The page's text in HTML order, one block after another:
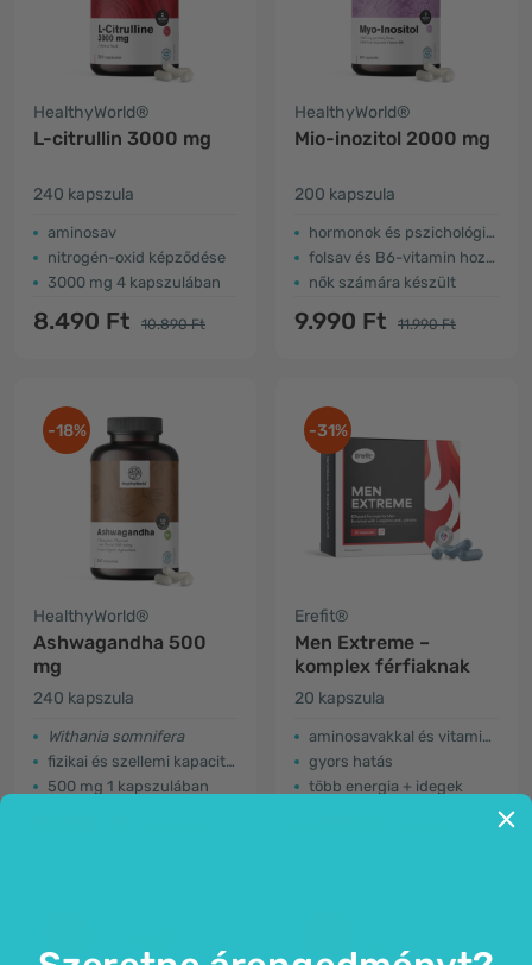
HealthyWorld®
L-citrullin 3000 mg
240 kapszula
aminosav
nitrogén-oxid képződése
3000 mg 4 kapszulában
8.490 Ft 10.890 Ft
HealthyWorld®
Mio-inozitol 2000 mg
200 kapszula
hormonok és pszichológiai működés
folsav és B6-vitamin hozzáadásával
nők számára készült
9.990 Ft 11.990 Ft
-18%
HealthyWorld®
Ashwagandha 500
mg
240 kapszula
Withania somnifera
fizikai és szellemi kapacitás
500 mg 1 kapszulában
-31%
Erefit®
Men Extreme –
komplex férfiaknak
20 kapszula
aminosavakkal és vitaminokkal
gyors hatás
több energia + idegek